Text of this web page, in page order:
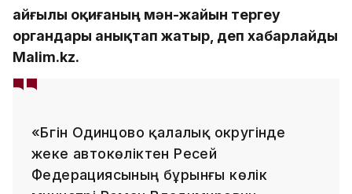
Қайғылы оқиғаның мән-жайын тергеу
органдары анықтап жатыр, деп хабарлайды
Malim.kz.
«Бүгін Одинцово қалалық округінде
жеке автокөліктен Ресей
Федерациясының бұрынғы көлік